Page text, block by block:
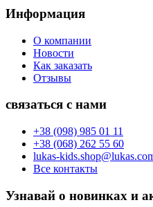
Информация
О компании
Новости
Как заказать
Отзывы
связаться с нами
+38 (098) 985 01 11
+38 (068) 262 55 60
lukas-
Все контакты
Узнавай о новинках и